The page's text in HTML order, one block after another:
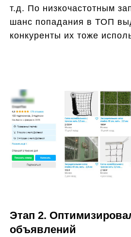
т.д. По низкочастотным
шанс попадания в ТОП
конкуренты их тоже
Этап 2.
объявлений